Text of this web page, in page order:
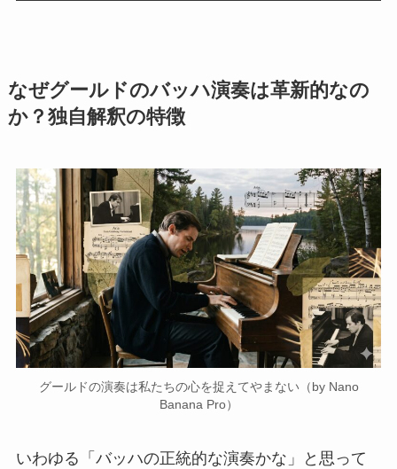
なぜグールドのバッハ演奏は革新的なの
か？独自解釈の特徴
グールドの演奏は私たちの心を捉えてやまない（by Nano
Banana Pro）
いわゆる「バッハの正統的な演奏かな」と思って